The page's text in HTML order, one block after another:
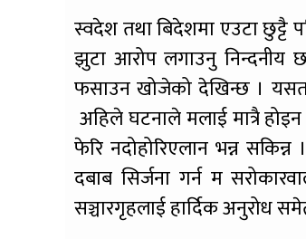
स्वदेश तथा बिदेशमा एउटा छुट्टै
झुटा आरोप लगाउनु निन्दनीय
फसाउन खोजेको देखिन्छ ।
अहिले घटनाले मलाई मात्रै
फेरि नदोहोरिएलान भन्न
दबाब सिर्जना गर्न म
सञ्चारगृहलाई हार्दिक अनुरोध